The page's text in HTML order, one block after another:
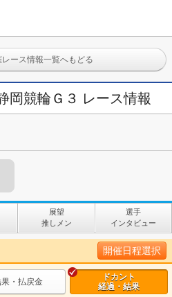
ース情報一覧へもどる
岡競輪Ｇ３ レース情報
展望
推しメン
選手
インタビュー
開催日程選択
・払戻金
ドカント
経過・結果